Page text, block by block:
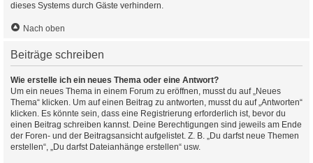
dieses Systems durch Gäste verhindern.
Nach oben
Beiträge schreiben
Wie erstelle ich ein neues Thema oder eine Antwort?
Um ein neues Thema in einem Forum zu eröffnen, musst du auf „Neues
Thema“ klicken. Um auf einen Beitrag zu antworten, musst du auf „Antworten“
klicken. Es könnte sein, dass eine Registrierung erforderlich ist, bevor du
einen Beitrag schreiben kannst. Deine Berechtigungen sind jeweils am Ende
der Foren- und der Beitragsansicht aufgelistet. Z. B. „Du darfst neue Themen
erstellen“, „Du darfst Dateianhänge erstellen“ usw.